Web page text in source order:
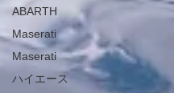
ABARTH
Maserati
Maserati
ハイエース